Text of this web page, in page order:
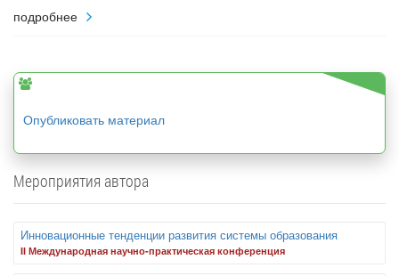
подробнее
Опубликовать материал
Мероприятия автора
Инновационные тенденции развития системы образования
II Международная научно-практическая конференция